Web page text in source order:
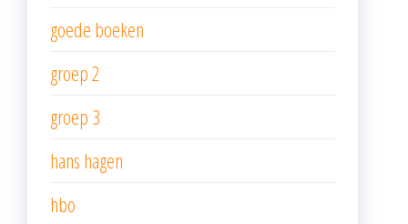
goede boeken
groep 2
groep 3
hans hagen
hbo